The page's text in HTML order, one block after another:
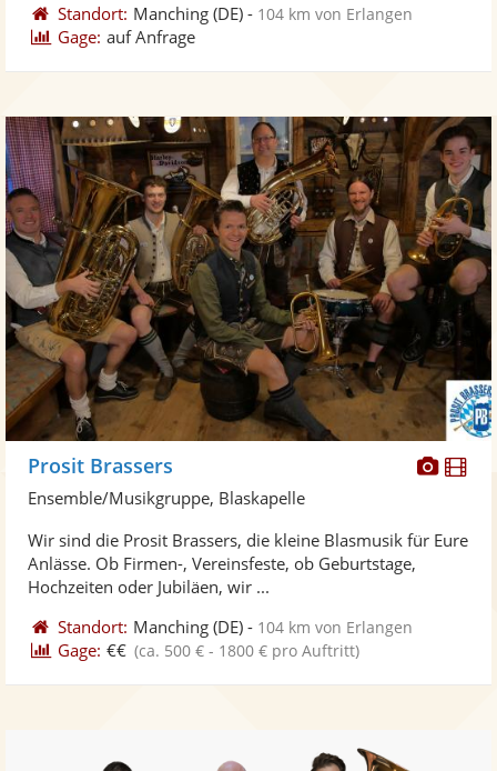
Standort: Manching (DE) - 104 km von Erlangen
Gage: auf Anfrage
Fotos
Prosit Brassers
Ensemble/Musikgruppe, Blaskapelle
Wir sind die Prosit Brassers, die kleine Blasmusik für Eure
Anlässe. Ob Firmen-, Vereinsfeste, ob Geburtstage,
Hochzeiten oder Jubiläen, wir ...
Standort: Manching (DE) - 104 km von Erlangen
Gage: €€ (ca. 500 € - 1800 € pro Auftritt)